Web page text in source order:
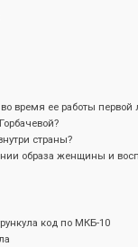
время ее работы
страны?
образа женщины и
код по МКБ-10